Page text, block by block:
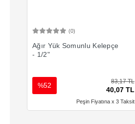
(0)
Ağır Yük Somunlu Kelepçe
- 1/2"
83,17 TL
40,07 TL
%52
Peşin Fiyatına x 3 Taksit